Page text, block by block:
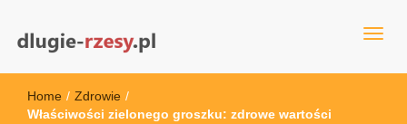
dlugie-rzesy.pl
Home / Zdrowie /
Właściwości zielonego groszku: zdrowe wartości